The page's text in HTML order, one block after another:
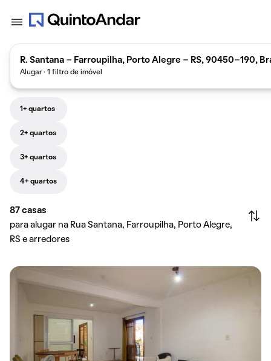
R. Santana - Farroupilha, Porto Alegre - RS, 90450-190,
Alugar · 1 filtro de imóvel
1+ quartos
2+ quartos
3+ quartos
4+ quartos
87 casas
para alugar na Rua Santana, Farroupilha, Porto Alegre,
RS e arredores